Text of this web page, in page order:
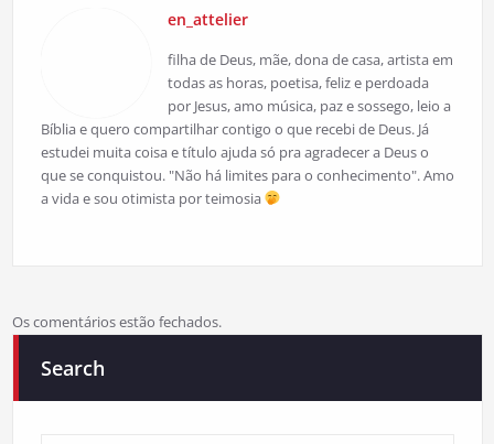
en_attelier
filha de Deus, mãe, dona de casa, artista em
todas as horas, poetisa, feliz e perdoada
por Jesus, amo música, paz e sossego, leio a
Bíblia e quero compartilhar contigo o que recebi de Deus. Já
estudei muita coisa e título ajuda só pra agradecer a Deus o
que se conquistou. "Não há limites para o conhecimento". Amo
a vida e sou otimista por teimosia
Os comentários estão fechados.
Search